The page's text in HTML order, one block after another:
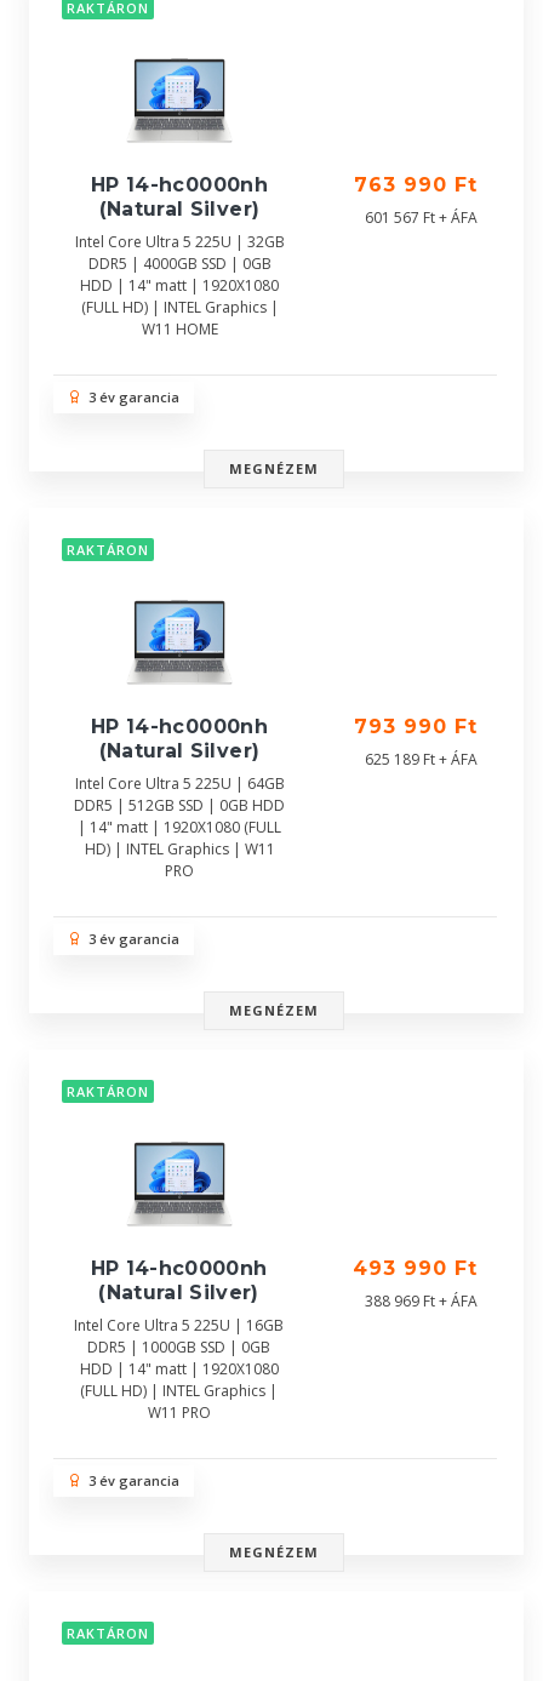
RAKTÁRON
HP 14-hc0000nh
(Natural Silver)
Intel Core Ultra 5 225U | 32GB
DDR5 | 4000GB SSD | 0GB
HDD | 14" matt | 1920X1080
(FULL HD) | INTEL Graphics |
W11 HOME
763 990 Ft
601 567 Ft + ÁFA
3 év garancia
MEGNÉZEM
RAKTÁRON
HP 14-hc0000nh
(Natural Silver)
Intel Core Ultra 5 225U | 64GB
DDR5 | 512GB SSD | 0GB HDD
| 14" matt | 1920X1080 (FULL
HD) | INTEL Graphics | W11
PRO
793 990 Ft
625 189 Ft + ÁFA
3 év garancia
MEGNÉZEM
RAKTÁRON
HP 14-hc0000nh
(Natural Silver)
Intel Core Ultra 5 225U | 16GB
DDR5 | 1000GB SSD | 0GB
HDD | 14" matt | 1920X1080
(FULL HD) | INTEL Graphics |
W11 PRO
493 990 Ft
388 969 Ft + ÁFA
3 év garancia
MEGNÉZEM
RAKTÁRON